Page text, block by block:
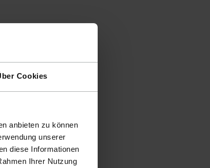
Cookies
anbieten zu können
unserer
diese Informationen
Ihrer Nutzung